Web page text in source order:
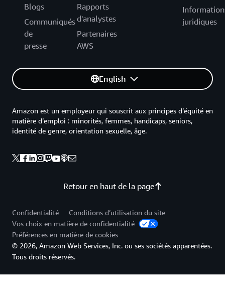
Blogs
Communiqués
de
presse
Rapports
d'analystes
Partenaires
AWS
juridiques
English
Retour en haut de la page
Amazon est un employeur qui souscrit aux principes d’équité en
matière d’emploi : minorités, femmes, handicaps, seniors,
identité de genre, orientation sexuelle, âge.
Confidentialité
Conditions d’utilisation du site
Vos choix en matière de confidentialité
Préférences en matière de cookies
© 2026, Amazon Web Services, Inc. ou ses sociétés apparentées.
Tous droits réservés.